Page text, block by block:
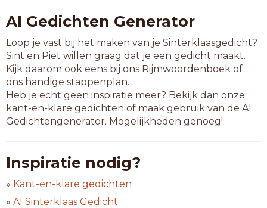
AI Gedichten Generator
Loop je vast bij het maken van je Sinterklaasgedicht?
Sint en Piet willen graag dat je een gedicht maakt.
Kijk daarom ook eens bij ons Rijmwoordenboek of
ons handige stappenplan.
Heb je echt geen inspiratie meer? Bekijk dan onze
kant-en-klare gedichten of maak gebruik van de AI
Gedichtengenerator. Mogelijkheden genoeg!
Inspiratie nodig?
» Kant-en-klare gedichten
» AI Sinterklaas Gedicht